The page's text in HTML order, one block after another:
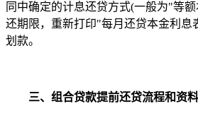
同中确定的计息还贷方式(一般为"等
还期限，重新打印"每月还贷本金利
划款。
三、组合贷款提前还贷流程和资料